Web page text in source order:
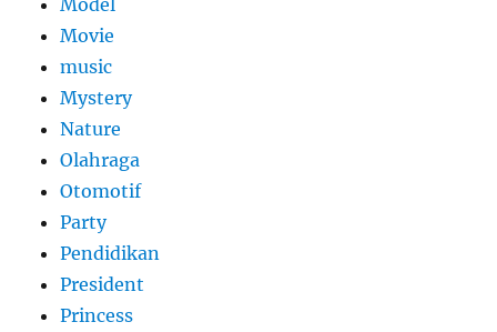
Movie
music
Mystery
Nature
Olahraga
Otomotif
Party
Pendidikan
President
Princess